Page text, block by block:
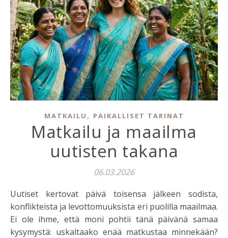
MATKAILU , PAIKALLISET TARINAT
Matkailu ja maailma
uutisten takana
06.03.2026
Uutiset kertovat päivä toisensa jälkeen sodista,
konflikteista ja levottomuuksista eri puolilla maailmaa.
Ei ole ihme, että moni pohtii tänä päivänä samaa
kysymystä: uskaltaako enää matkustaa minnekään?